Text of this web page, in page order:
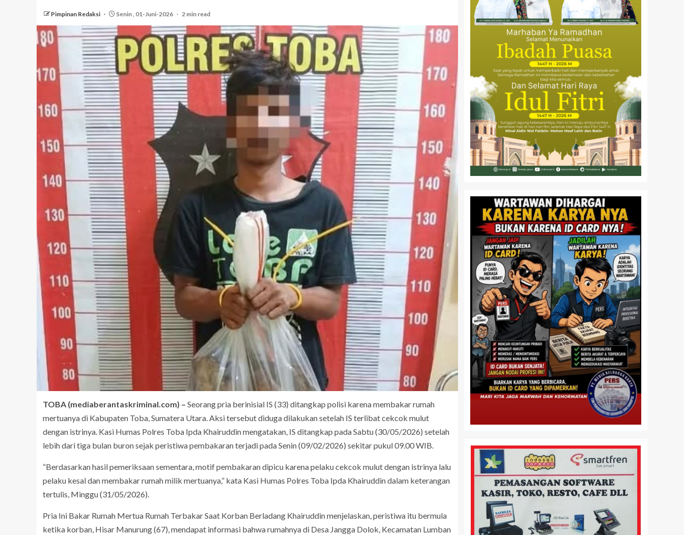
Pimpinan Redaksi Senin , 01-Juni-2026 2 min read
TOBA (mediaberantaskriminal.com) – Seorang pria berinisial IS (33) ditangkap polisi karena membakar rumah
mertuanya di Kabupaten Toba, Sumatera Utara. Aksi tersebut diduga dilakukan setelah IS terlibat cekcok mulut
dengan istrinya. Kasi Humas Polres Toba Ipda Khairuddin mengatakan, IS ditangkap pada Sabtu (30/05/2026) setelah
lebih dari tiga bulan buron sejak peristiwa pembakaran terjadi pada Senin (09/02/2026) sekitar pukul 09.00 WIB.
“Berdasarkan hasil pemeriksaan sementara, motif pembakaran dipicu karena pelaku cekcok mulut dengan istrinya lalu
pelaku kesal dan membakar rumah milik mertuanya,” kata Kasi Humas Polres Toba Ipda Khairuddin dalam keterangan
tertulis, Minggu (31/05/2026).
Pria Ini Bakar Rumah Mertua Rumah Terbakar Saat Korban Berladang Khairuddin menjelaskan, peristiwa itu bermula
ketika korban, Hisar Manurung (67), mendapat informasi bahwa rumahnya di Desa Jangga Dolok, Kecamatan Lumban